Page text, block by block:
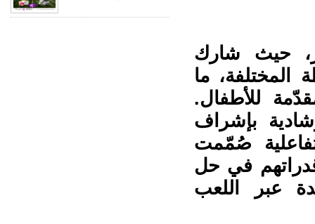
من 10 آلاف زائر، حيث شارك
المختلفة، ما
للأطفال.
بإشراف
صُمّمت
في حل
عبر اللعب